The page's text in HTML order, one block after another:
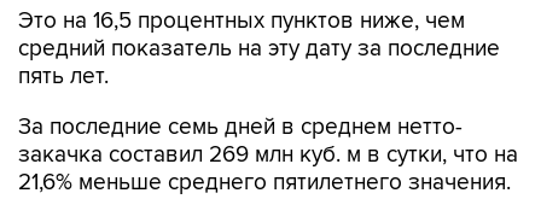
Это на 16,5 процентных пунктов ниже, чем
средний показатель на эту дату за последние
пять лет.
За последние семь дней в среднем нетто-
закачка составил 269 млн куб. м в сутки, что на
21,6% меньше среднего пятилетнего значения.